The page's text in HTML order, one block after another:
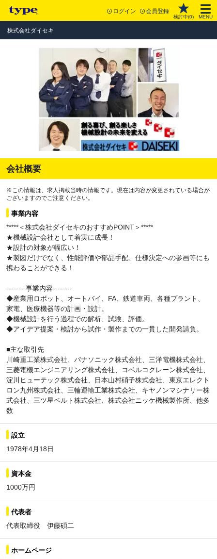
ログイン 会員登録
検討中(0) MENU
株式会社ダイセキ
会社概要
※この情報は、求人掲載当時の情報です。現在は内容が変更されている場合が
ございますのでご注意ください。
事業内容
*****＜株式会社ダイセキのおすすめPOINT＞*****
★機械設計会社として着実に成長！
★設計の対象が幅広い！
★製図だけでなく、性能評価や部品手配、仕様決定への参画等にも
携わることができる！
--------事業内容--------
◆産業用ロボット、オートバイ、FA、鉄道車両、各種プラント、
家電、医療機器等の計画・設計。
◆機械設計を行う過程での解析、試験、評価。
◆アイデア提案・検討から試作・製作までの一貫した開発請負。
■主な取引先
川崎重工業株式会社、パナソニック株式会社、三洋電機株式会社、
三菱電機エンジニアリング株式会社、コベルコクレーン株式会社、
淀川ヒューテック株式会社、日本山村硝子株式会社、東京エレクト
ロン九州株式会社、三輪運輸工業株式会社、キヤノンマシナリー株
式会社、三ツ星ベルト株式会社、株式会社ニッケ機械製作所、他多
数
設立
1978年4月18日
資本金
1000万円
代表者
代表取締役 伊藤碩二
ホームページ